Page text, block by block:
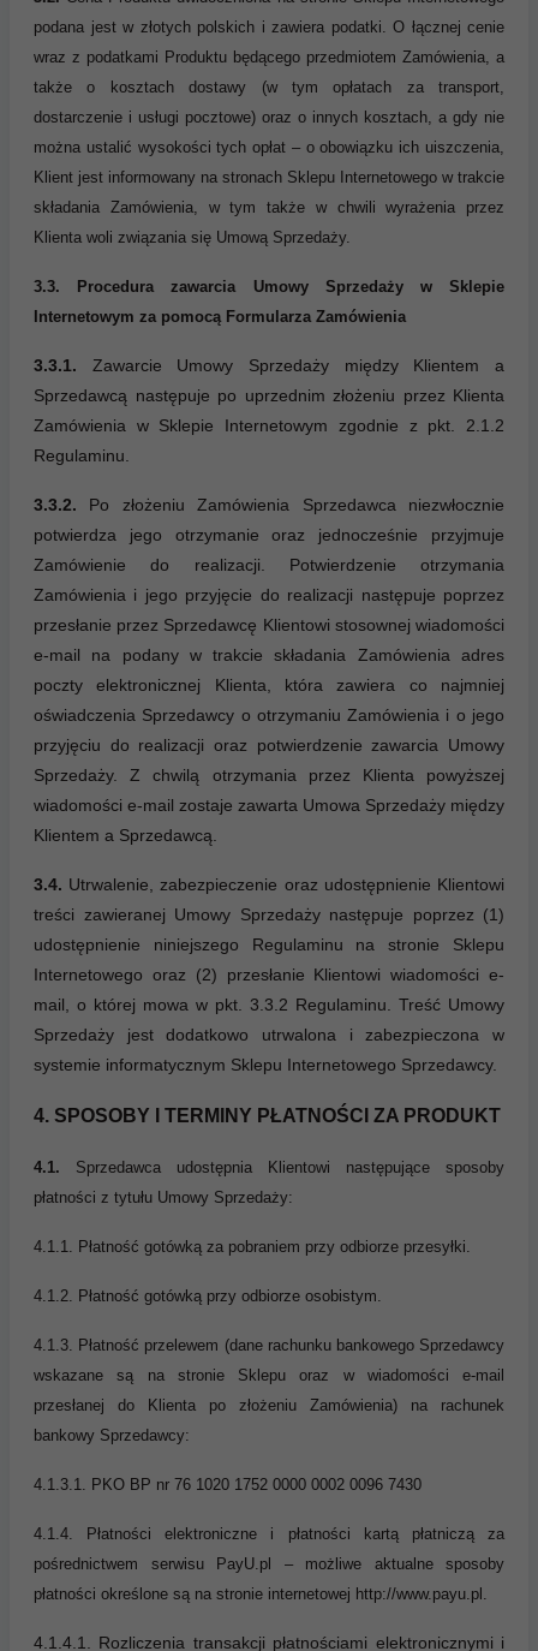
podana jest w złotych polskich i zawiera podatki. O łącznej cenie
wraz z podatkami Produktu będącego przedmiotem Zamówienia, a
także o kosztach dostawy (w tym opłatach za transport,
dostarczenie i usługi pocztowe) oraz o innych kosztach, a gdy nie
można ustalić wysokości tych opłat – o obowiązku ich uiszczenia,
Klient jest informowany na stronach Sklepu Internetowego w trakcie
składania Zamówienia, w tym także w chwili wyrażenia przez
Klienta woli związania się Umową Sprzedaży.
3.3. Procedura zawarcia Umowy Sprzedaży w Sklepie
Internetowym za pomocą Formularza Zamówienia
3.3.1. Zawarcie Umowy Sprzedaży między Klientem a
Sprzedawcą następuje po uprzednim złożeniu przez Klienta
Zamówienia w Sklepie Internetowym zgodnie z pkt. 2.1.2
Regulaminu.
3.3.2. Po złożeniu Zamówienia Sprzedawca niezwłocznie
potwierdza jego otrzymanie oraz jednocześnie przyjmuje
Zamówienie do realizacji. Potwierdzenie otrzymania
Zamówienia i jego przyjęcie do realizacji następuje poprzez
przesłanie przez Sprzedawcę Klientowi stosownej wiadomości
e-mail na podany w trakcie składania Zamówienia adres
poczty elektronicznej Klienta, która zawiera co najmniej
oświadczenia Sprzedawcy o otrzymaniu Zamówienia i o jego
przyjęciu do realizacji oraz potwierdzenie zawarcia Umowy
Sprzedaży. Z chwilą otrzymania przez Klienta powyższej
wiadomości e-mail zostaje zawarta Umowa Sprzedaży między
Klientem a Sprzedawcą.
3.4. Utrwalenie, zabezpieczenie oraz udostępnienie Klientowi
treści zawieranej Umowy Sprzedaży następuje poprzez (1)
udostępnienie niniejszego Regulaminu na stronie Sklepu
Internetowego oraz (2) przesłanie Klientowi wiadomości e-
mail, o której mowa w pkt. 3.3.2 Regulaminu. Treść Umowy
Sprzedaży jest dodatkowo utrwalona i zabezpieczona w
systemie informatycznym Sklepu Internetowego Sprzedawcy.
4. SPOSOBY I TERMINY PŁATNOŚCI ZA PRODUKT
4.1. Sprzedawca udostępnia Klientowi następujące sposoby
płatności z tytułu Umowy Sprzedaży:
4.1.1. Płatność gotówką za pobraniem przy odbiorze przesyłki.
4.1.2. Płatność gotówką przy odbiorze osobistym.
4.1.3. Płatność przelewem (dane rachunku bankowego Sprzedawcy
wskazane są na stronie Sklepu oraz w wiadomości e-mail
przesłanej do Klienta po złożeniu Zamówienia) na rachunek
bankowy Sprzedawcy:
4.1.3.1. PKO BP nr 76 1020 1752 0000 0002 0096 7430
4.1.4. Płatności elektroniczne i płatności kartą płatniczą za
pośrednictwem serwisu PayU.pl – możliwe aktualne sposoby
płatności określone są na stronie internetowej http://www.payu.pl.
4.1.4.1. Rozliczenia transakcji płatnościami elektronicznymi i